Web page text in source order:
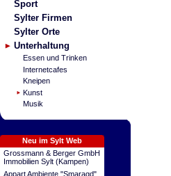
Sport
Sylter Firmen
Sylter Orte
Unterhaltung
Essen und Trinken
Internetcafes
Kneipen
Kunst
Musik
Neu im Sylt Web
Grossmann & Berger GmbH
Immobilien Sylt (Kampen)
Appart Ambiente "Smaragd"